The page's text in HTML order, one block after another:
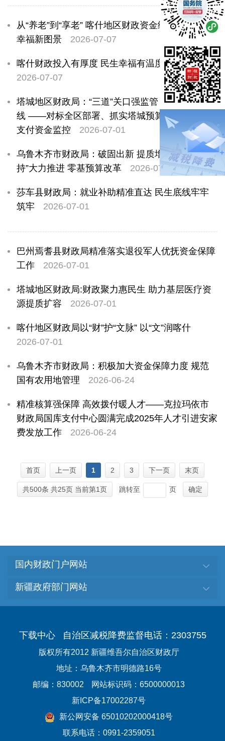
从“养老”到“享老” 喀什地区财政资金绘就农村晚年
幸福新图景
2026-07-07
喀什财政投入有厚度 民生幸福有温度
2026-07-07
塔城地区财政局：“三道”关口强监管 数字赋能筑防
线 ——对标全区部署、抓实塔城预算执行与转移
支付资金监控
2026-07-01
乌鲁木齐市财政局：破固出新 提质增效 “三个坚
持”大力推进 零基预算改革
2026-07-01
莎车县财政局：就业补助精准直达 民生底线牢牢
筑牢
2026-07-01
巴州焉耆县财政局精准落实退役军人优抚资金保障
工作
2026-07-01
塔城地区财政局:财政聚力惠民生 助力基层医疗资
源提质扩容
2026-07-01
喀什地区财政局以“财”护“文脉” 以“文”润喀什
2026-07-01
乌鲁木齐市财政局：积极加大资金保障力度 规范
国有农用地管理
2026-06-24
精准核算强保障 高效拨付暖人才——克拉玛依市
财政局国库支付中心圆满完成2025年人才引进安家
费发放工作
2026-06-24
首页 上一页 1 2 3 下一页 末页
共500条 共25页 当前第1页 跳转至 页 确定
国内财政门户网站
新疆政府部门网站
下载中心 自治区减税降费监督电话：2303755
版权所有2012 新疆维吾尔自治区财政厅
地址：乌鲁木齐市明德路16号
邮编：830002
网站标识码：6500000013
新ICP备17002287号
新公网安备 65010202000418号
联系电话：0991-2359051